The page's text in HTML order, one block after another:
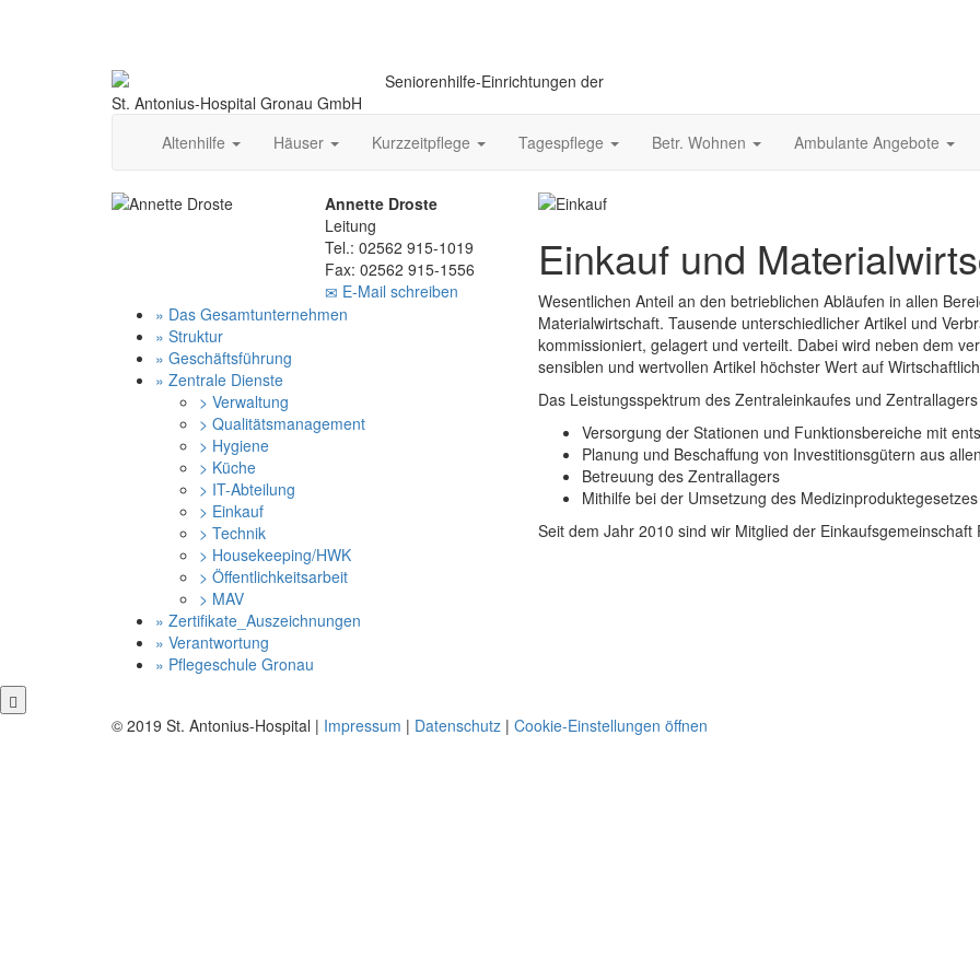
Seniorenhilfe-Einrichtungen der
St. Antonius-Hospital Gronau GmbH
Altenhilfe
Häuser Kurzzeitpflege Tagespflege Betr. Wohnen Ambulante Angebote
Annette Droste
Leitung
Tel.: 02562 915-1019
Fax: 02562 915-1556
E-Mail schreiben
» Das Gesamtunternehmen
» Struktur
» Geschäftsführung
» Zentrale Dienste
> Verwaltung
> Qualitätsmanagement
> Hygiene
> Küche
> IT-Abteilung
> Einkauf
> Technik
> Housekeeping/HWK
> Öffentlichkeitsarbeit
> MAV
» Zertifikate_Auszeichnungen
» Verantwortung
» Pflegeschule Gronau
Einkauf und
Wesentlichen Anteil an den betrieblichen Abläufen in allen
Materialwirtschaft. Tausende unterschiedlicher Artikel und
kommissioniert, gelagert und verteilt. Dabei wird neben dem
sensiblen und wertvollen Artikel höchster Wert auf
Das Leistungsspektrum des Zentraleinkaufes und
Versorgung der Stationen und Funktionsbereiche mit
Planung und Beschaffung von Investitionsgütern aus
Betreuung des Zentrallagers
Mithilfe bei der Umsetzung des Medizinproduktegesetzes
Seit dem Jahr 2010 sind wir Mitglied der Einkaufsgemeinschaft
© 2019 St. Antonius-Hospital | Impressum | Datenschutz | Cookie-Einstellungen öffnen